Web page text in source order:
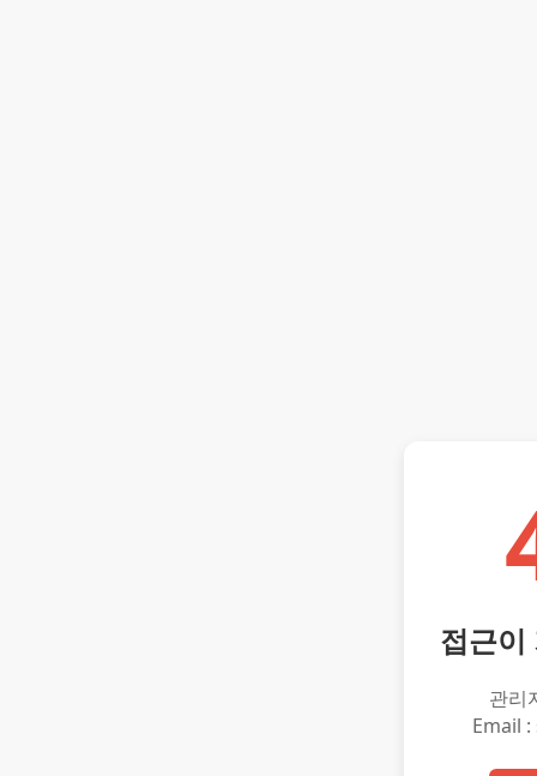
접근이
관리
Email